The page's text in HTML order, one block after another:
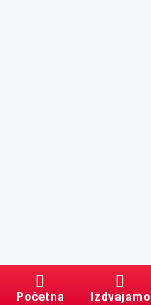
Početna Izdvajamo